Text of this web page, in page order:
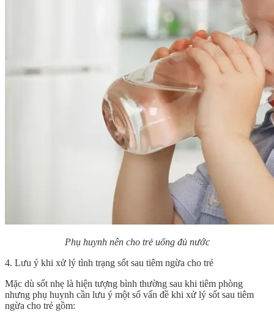
Phụ huynh nên cho trẻ uống đủ nước
4. Lưu ý khi xử lý tình trạng sốt sau tiêm ngừa cho trẻ
Mặc dù sốt nhẹ là hiện tượng bình thường sau khi tiêm phòng
nhưng phụ huynh cần lưu ý một số vấn đề khi xử lý sốt sau tiêm
ngừa cho trẻ gồm: